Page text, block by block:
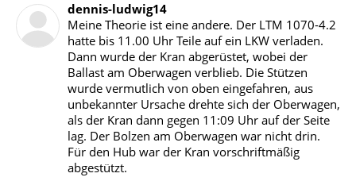
dennis-ludwig14
Meine Theorie ist eine andere. Der LTM 1070-4.2
hatte bis 11.00 Uhr Teile auf ein LKW verladen.
Dann wurde der Kran abgerüstet, wobei der
Ballast am Oberwagen verblieb. Die Stützen
wurde vermutlich von oben eingefahren, aus
unbekannter Ursache drehte sich der Oberwagen,
als der Kran dann gegen 11:09 Uhr auf der Seite
lag. Der Bolzen am Oberwagen war nicht drin.
Für den Hub war der Kran vorschriftmäßig
abgestützt.